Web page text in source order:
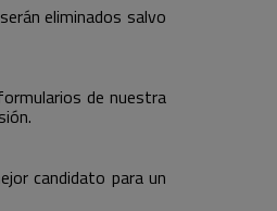
eliminados salvo
de nuestra
candidato para un